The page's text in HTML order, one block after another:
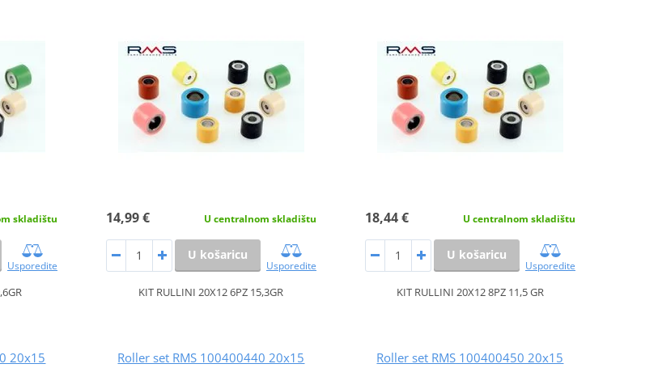
skladištu
Usporedite
14,99 € U centralnom skladištu
U košaricu
Usporedite
KIT RULLINI 20X12 6PZ 15,3GR
18,44 € U centralnom skladištu
U košaricu
Usporedite
KIT RULLINI 20X12 8PZ 11,5 GR
20x15
Roller set RMS 100400440 20x15
Roller set RMS 100400450 20x15